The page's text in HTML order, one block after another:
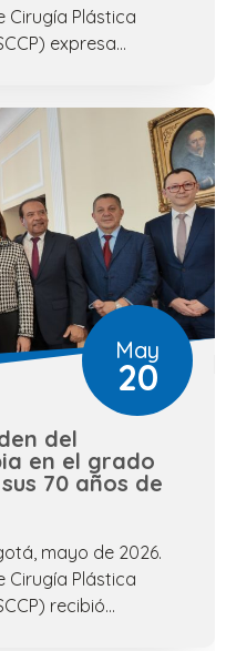
Cirugía Plástica
expresa...
May
20
del
en el grado
70 años de
mayo de 2026.
Cirugía Plástica
recibió...